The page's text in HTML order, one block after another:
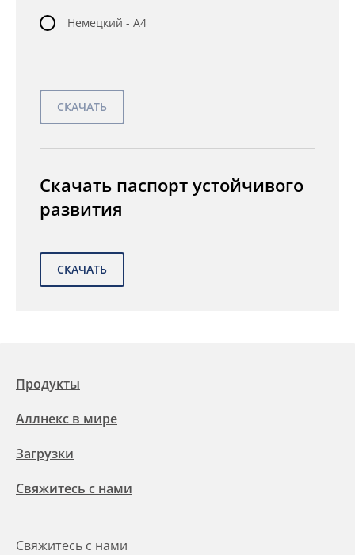
Немецкий - A4
Скачать паспорт устойчивого
развития
Продукты
Аллнекс в мире
Загрузки
Свяжитесь с нами
Свяжитесь с нами